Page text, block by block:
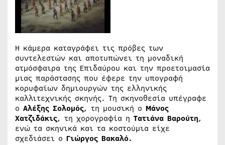
Η κάμερα καταγράφει τις πρόβες των
συντελεστών και αποτυπώνει τη μοναδική
ατμόσφαιρα της Επιδαύρου και την προετοιμασία
μιας παράστασης που έφερε την υπογραφή
κορυφαίων δημιουργών της ελληνικής
καλλιτεχνικής σκηνής. Τη σκηνοθεσία υπέγραφε
ο Αλέξης Σολομός, τη μουσική ο Μάνος
Χατζιδάκις, τη χορογραφία η Τατιάνα Βαρούτη,
ενώ τα σκηνικά και τα κοστούμια είχε
σχεδιάσει ο Γιώργος Βακαλό.